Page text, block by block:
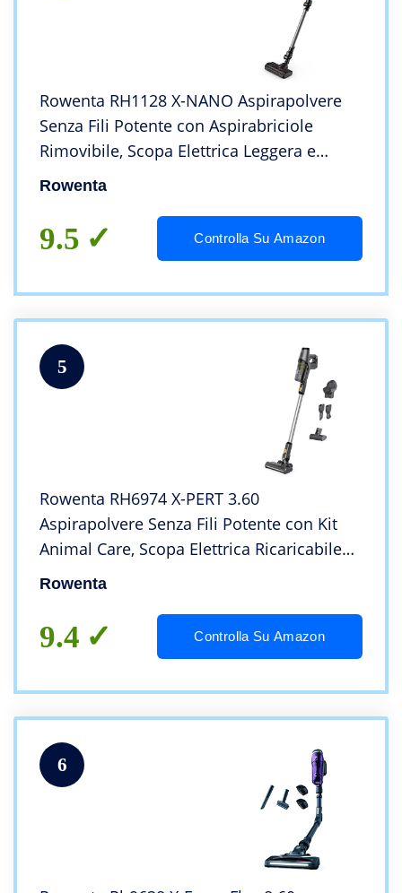
Rowenta RH1128 X-NANO Aspirapolvere
Senza Fili Potente con Aspirabriciole
Rimovibile, Scopa Elettrica Leggera e
Compatta Multisuperficie con Spazzola
Autonomia 40 Min
Rowenta
9.5 Controlla Su Amazon
5
Rowenta RH6974 X-PERT 3.60
Aspirapolvere Senza Fili Potente con Kit
Animal Care, Scopa Elettrica Ricaricabile
Leggera, Aspirapolvere Senza Sacco,
Rowenta
9.4 Controlla Su Amazon
6